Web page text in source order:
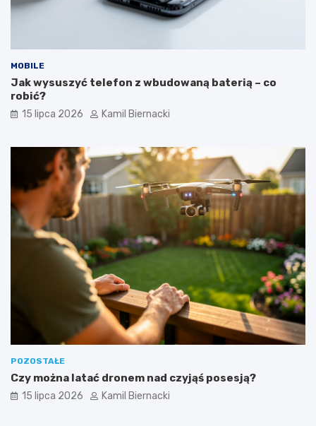
MOBILE
Jak wysuszyć telefon z wbudowaną baterią – co
robić?
15 lipca 2026 Kamil Biernacki
POZOSTAŁE
Czy można latać dronem nad czyjąś posesją?
15 lipca 2026 Kamil Biernacki